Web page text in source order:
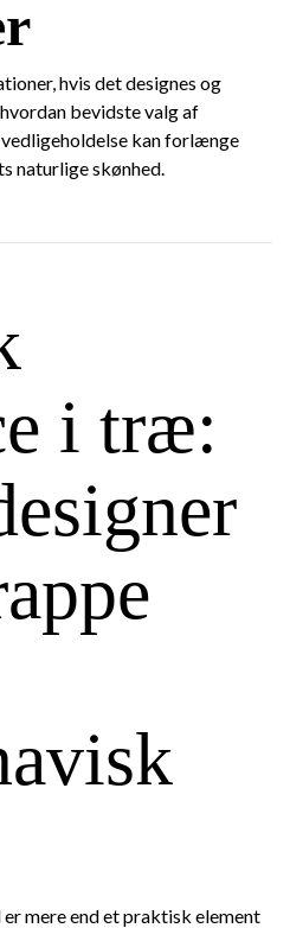
hvis det designes og
bevidste valg af
kan forlænge
naturlige skønhed.
i træ:
mere end et praktisk element